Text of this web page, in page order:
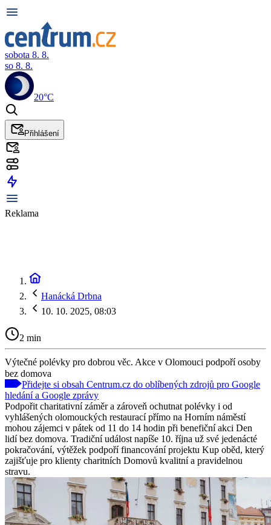
sobota 8. 8.
so 8. 8.
20°C
Přihlášení
Reklama
Hanácká Drbna
10. 10. 2025, 08:03
2 min
Výtečné polévky pro dobrou věc. Akce v Olomouci podpoří osoby
bez domova
Přidejte si obsah Centrum.cz do oblíbených zdrojů pro Google
hledání a Google zprávy
Podpořit charitativní záměr a zároveň ochutnat polévky i od
vyhlášených olomouckých restaurací přímo na Horním náměstí
mohou zájemci v pátek od 11 do 14 hodin při benefiční akci Den
lidí bez domova. Tradiční událost napíše 10. října už své jedenácté
pokračování, výtěžek podpoří financování projektu Kup oběd, který
zajišťuje pro klienty charitních Domovů kvalitní a pravidelnou
stravu.